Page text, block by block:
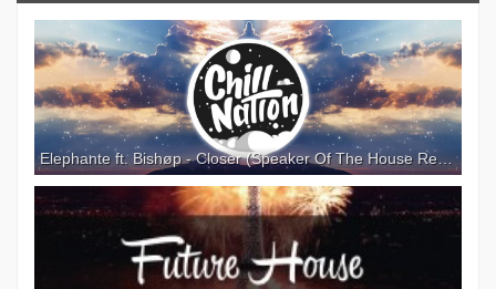
https://soundcloud.com/m0rriscode MorrisCode —
https://twitter.com/m0rriscode MorrisCode —
https://www.facebook.com/MorrisCode08902 FAQ:
Can I use your music in my video's? No-copyright
playlist (free to use):
https://www.youtube.com/playlist?
list=PL5FA7UnpNZGwGAKbwQvjSQiMv_OwlKC1l If
you need a song removed on my channel, mail to
officialtrapwolves@gmail.com The Chainsmokers
— Closer ft. Halsey (MorrisCode x Azide Trap